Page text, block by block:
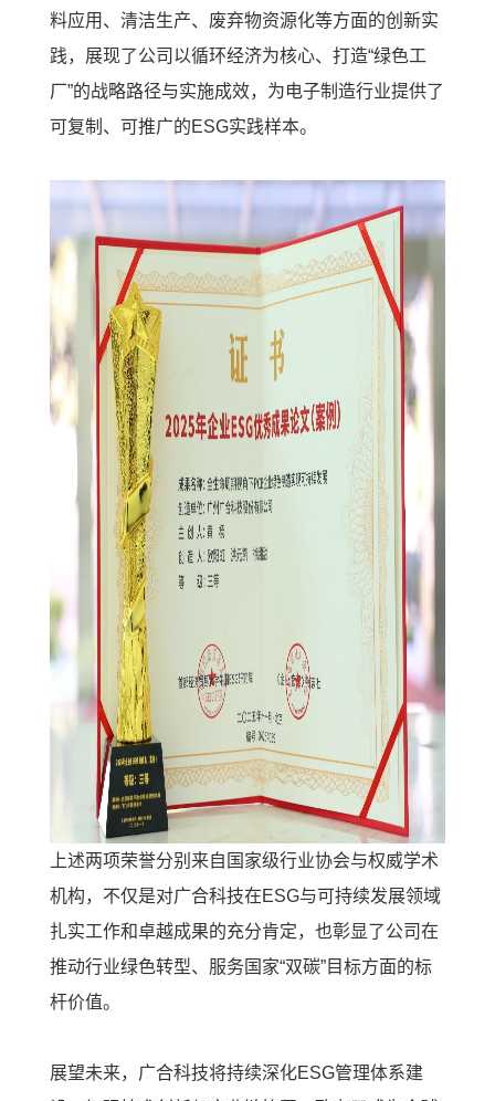
料应用、清洁生产、废弃物资源化等方面的创新实
践，展现了公司以循环经济为核心、打造“绿色工
厂”的战略路径与实施成效，为电子制造行业提供了
可复制、可推广的ESG实践样本。
上述两项荣誉分别来自国家级行业协会与权威学术
机构，不仅是对广合科技在ESG与可持续发展领域
扎实工作和卓越成果的充分肯定，也彰显了公司在
推动行业绿色转型、服务国家“双碳”目标方面的标
杆价值。
展望未来，广合科技将持续深化ESG管理体系建